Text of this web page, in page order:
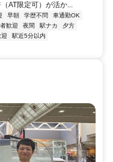
AT限定可）が活か...
早朝 学歴不問
車通勤OK
歓迎 夜間 駅ナカ
夕方
駅近5分以内